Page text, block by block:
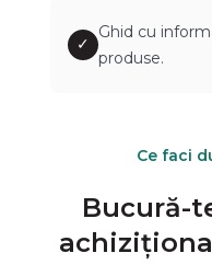
✓
Ghid cu
produse.
Ce faci
Bucură-